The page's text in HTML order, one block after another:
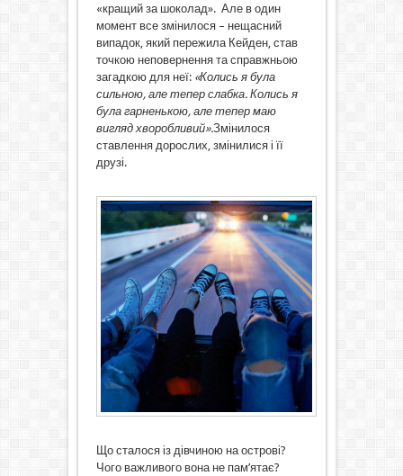
«кращий за шоколад». Але в один
момент все змінилося – нещасний
випадок, який пережила Кейден, став
точкою неповернення та справжньою
загадкою для неї: «Колись я була
сильною, але тепер слабка. Колись я
була гарненькою, але тепер маю
вигляд хворобливий».Змінилося
ставлення дорослих, змінилися і її
друзі.
Що сталося із дівчиною на острові?
Чого важливого вона не пам’ятає?